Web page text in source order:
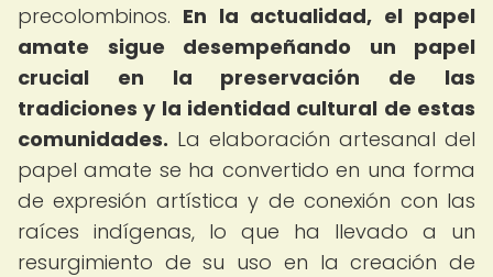
precolombinos. En la actualidad, el papel
amate sigue desempeñando un papel
crucial en la preservación de las
tradiciones y la identidad cultural de estas
comunidades. La elaboración artesanal del
papel amate se ha convertido en una forma
de expresión artística y de conexión con las
raíces indígenas, lo que ha llevado a un
resurgimiento de su uso en la creación de